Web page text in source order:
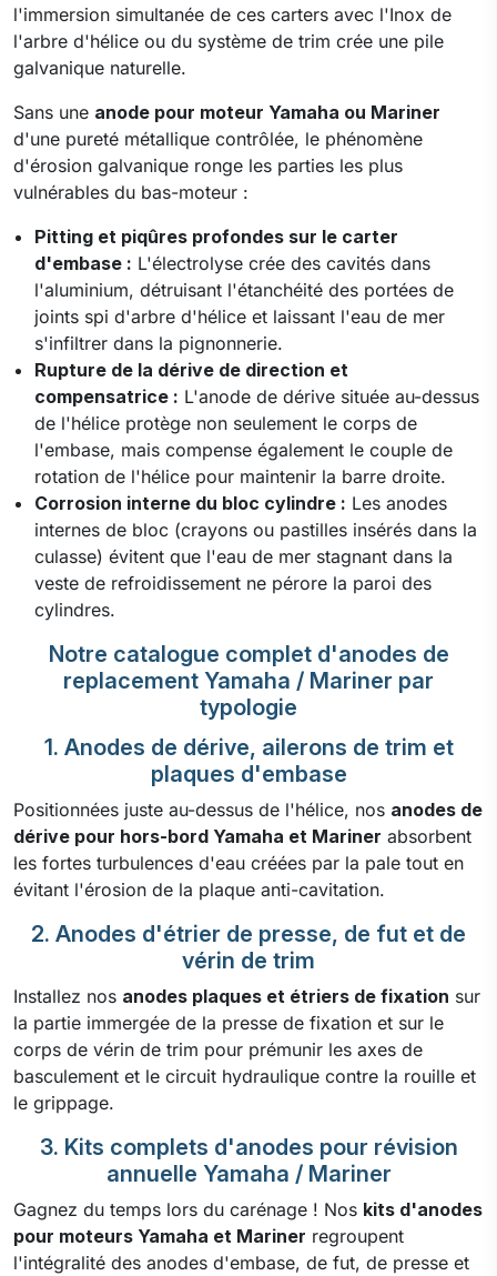
l'immersion simultanée de ces carters avec l'Inox de
l'arbre d'hélice ou du système de trim crée une pile
galvanique naturelle.
Sans une anode pour moteur Yamaha ou Mariner
d'une pureté métallique contrôlée, le phénomène
d'érosion galvanique ronge les parties les plus
vulnérables du bas-moteur :
Pitting et piqûres profondes sur le carter
d'embase : L'électrolyse crée des cavités dans
l'aluminium, détruisant l'étanchéité des portées de
joints spi d'arbre d'hélice et laissant l'eau de mer
s'infiltrer dans la pignonnerie.
Rupture de la dérive de direction et
compensatrice : L'anode de dérive située au-dessus
de l'hélice protège non seulement le corps de
l'embase, mais compense également le couple de
rotation de l'hélice pour maintenir la barre droite.
Corrosion interne du bloc cylindre : Les anodes
internes de bloc (crayons ou pastilles insérés dans la
culasse) évitent que l'eau de mer stagnant dans la
veste de refroidissement ne pérore la paroi des
cylindres.
Notre catalogue complet d'anodes de
replacement Yamaha / Mariner par
typologie
1. Anodes de dérive, ailerons de trim et
plaques d'embase
Positionnées juste au-dessus de l'hélice, nos anodes de
dérive pour hors-bord Yamaha et Mariner absorbent
les fortes turbulences d'eau créées par la pale tout en
évitant l'érosion de la plaque anti-cavitation.
2. Anodes d'étrier de presse, de fut et de
vérin de trim
Installez nos anodes plaques et étriers de fixation sur
la partie immergée de la presse de fixation et sur le
corps de vérin de trim pour prémunir les axes de
basculement et le circuit hydraulique contre la rouille et
le grippage.
3. Kits complets d'anodes pour révision
annuelle Yamaha / Mariner
Gagnez du temps lors du carénage ! Nos kits d'anodes
pour moteurs Yamaha et Mariner regroupent
l'intégralité des anodes d'embase, de fut, de presse et